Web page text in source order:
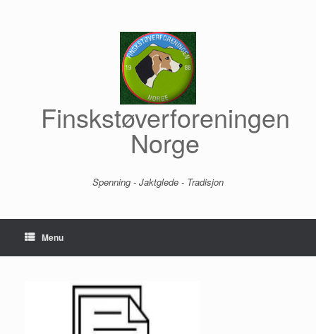
Finskstøverforeningen
Norge
Spenning - Jaktglede - Tradisjon
Menu